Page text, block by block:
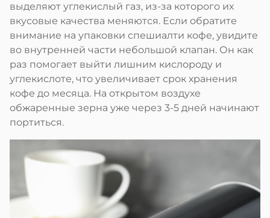
выделяют углекислый газ, из-за которого их
вкусовые качества меняются. Если обратите
внимание на упаковки спешиалти кофе, увидите
во внутренней части небольшой клапан. Он как
раз помогает выйти лишним кислороду и
углекислоте, что увеличивает срок хранения
кофе до месяца. На открытом воздухе
обжаренные зерна уже через 3-5 дней начинают
портиться.